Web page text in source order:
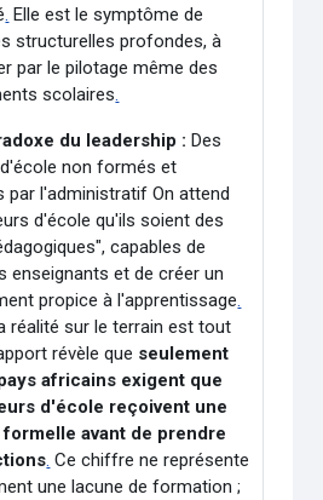
. Elle est le symptôme de
structurelles profondes, à
par le pilotage même des
scolaires.
du leadership :Des
non formés et
par l'administratif On attend
d'école qu'ils soient des
capables de
enseignants et de créer un
propice à l'apprentissage.
réalité sur le terrain est tout
révèle que seulement
africains exigent que
d'école reçoivent une
avant de prendre
. Ce chiffre ne représente
une lacune de formation ;